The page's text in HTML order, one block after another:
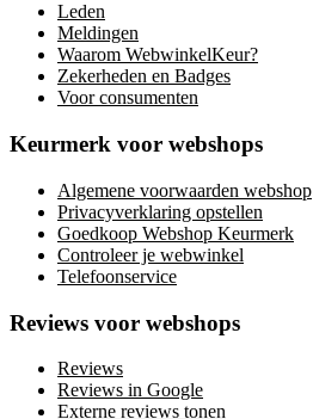
Leden
Meldingen
Waarom WebwinkelKeur?
Zekerheden en Badges
Voor consumenten
Keurmerk voor webshops
Algemene voorwaarden webshop
Privacyverklaring opstellen
Goedkoop Webshop Keurmerk
Controleer je webwinkel
Telefoonservice
Reviews voor webshops
Reviews
Reviews in Google
Externe reviews tonen